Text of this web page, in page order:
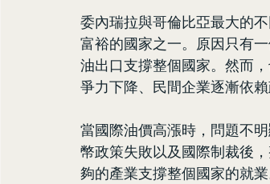
委內瑞拉與哥倫比亞最大的
富裕的國家之一。原因只有
油出口支撐整個國家。然而
爭力下降、民間企業逐漸依
當國際油價高漲時，問題不
幣政策失敗以及國際制裁後
夠的產業支撐整個國家的就